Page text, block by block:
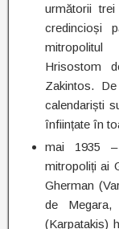
următorii
credincioși
mitropolitul
Hrisostom
Zakintos.
calendariști
înființate în
mai 1935 –
mitropoliți ai
Gherman
de
(Karpatakis)